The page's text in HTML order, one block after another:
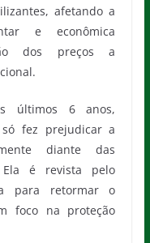
afetando a
e econômica
dos preços a
últimos 6 anos,
fez prejudicar a
diante das
é revista pelo
para retormar o
foco na proteção